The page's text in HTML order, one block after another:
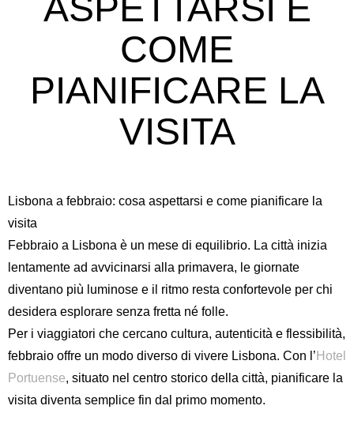
COME
PIANIFICARE LA
VISITA
Lisbona a febbraio: cosa aspettarsi e come pianificare la
visita
Febbraio a Lisbona è un mese di equilibrio. La città inizia
lentamente ad avvicinarsi alla primavera, le giornate
diventano più luminose e il ritmo resta confortevole per chi
desidera esplorare senza fretta né folle.
Per i viaggiatori che cercano cultura, autenticità e flessibilità,
febbraio offre un modo diverso di vivere Lisbona. Con l’ Hotel
Portuense, situato nel centro storico della città, pianificare la
visita diventa semplice fin dal primo momento.